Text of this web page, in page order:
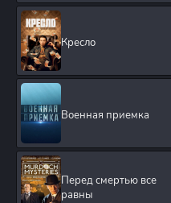
Кресло
Военная приемка
Перед смертью все
равны